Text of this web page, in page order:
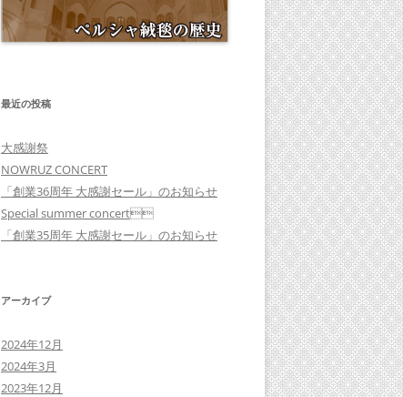
最近の投稿
大感謝祭
NOWRUZ CONCERT
「創業36周年 大感謝セール」のお知らせ
Special summer concert
「創業35周年 大感謝セール」のお知らせ
アーカイブ
2024年12月
2024年3月
2023年12月